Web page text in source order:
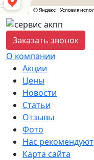
Заказать звонок
О компании
Акции
Цены
Новости
Статьи
Отзывы
Фото
Нас рекомендуют
Карта сайта